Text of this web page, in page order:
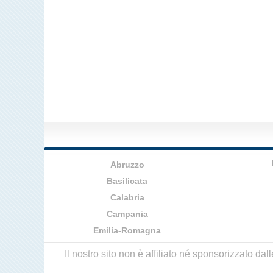
Abruzzo
Basilicata
Calabria
Campania
Emilia-Romagna
Il nostro sito non è affiliato né sponsorizzato